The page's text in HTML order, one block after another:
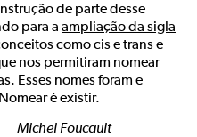
de parte desse
para a ampliação da sigla
como cis e trans e
nos permitiram nomear
Esses nomes foram e
é existir.
Michel Foucault